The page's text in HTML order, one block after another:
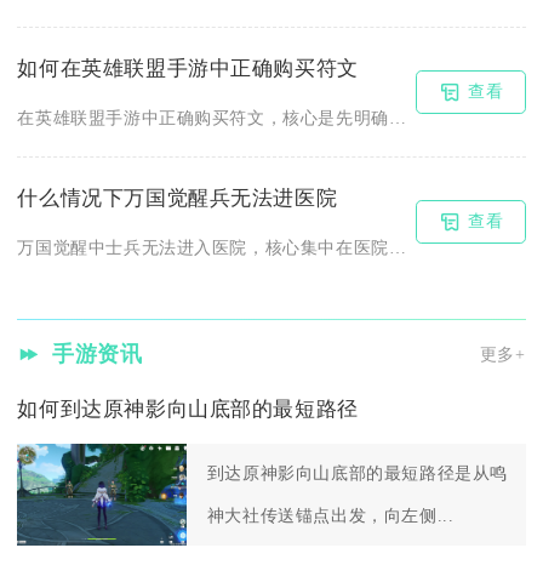
如何在英雄联盟手游中正确购买符文
查看
什么情况下万国觉醒兵无法进医院
查看
手游资讯 更多+
如何到达原神影向山底部的最短路径
到达原神影向山底部的最短路径是从鸣
神大社传送锚点出发，向左侧...